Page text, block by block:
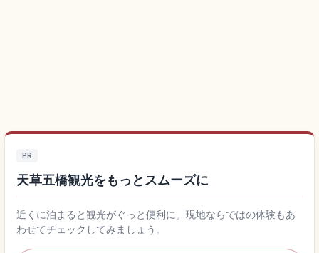
PR
天草五橋観光をもっとスムーズに
近くに泊まると観光がぐっと便利に。現地ならではの体験もあ
わせてチェックしてみましょう。